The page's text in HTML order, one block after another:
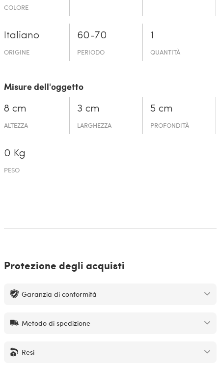
COLORE
Italiano
ORIGINE
60-70
PERIODO
1
QUANTITÀ
Misure dell'oggetto
8 cm
ALTEZZA
3 cm
LARGHEZZA
5 cm
PROFONDITÀ
0 Kg
PESO
Protezione degli acquisti
Garanzia di conformità
Metodo di spedizione
Resi